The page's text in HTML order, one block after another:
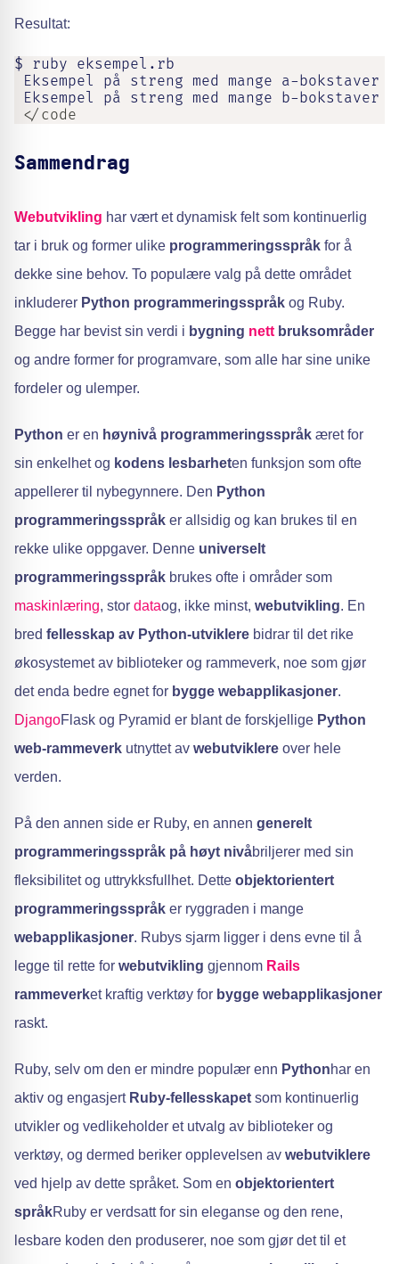
Resultat:
$ ruby eksempel.rb
Eksempel på streng med mange a-bokstaver
Eksempel på streng med mange b-bokstaver
</code
Sammendrag
Webutvikling har vært et dynamisk felt som kontinuerlig
tar i bruk og former ulike programmeringsspråk for å
dekke sine behov. To populære valg på dette området
inkluderer Python programmeringsspråk og Ruby.
Begge har bevist sin verdi i bygning nett bruksområder
og andre former for programvare, som alle har sine unike
fordeler og ulemper.
Python er en høynivå programmeringsspråk æret for
sin enkelhet og kodens lesbarheten funksjon som ofte
appellerer til nybegynnere. Den Python
programmeringsspråk er allsidig og kan brukes til en
rekke ulike oppgaver. Denne universelt
programmeringsspråk brukes ofte i områder som
maskinlæring, stor dataog, ikke minst, webutvikling. En
bred fellesskap av Python-utviklere bidrar til det rike
økosystemet av biblioteker og rammeverk, noe som gjør
det enda bedre egnet for bygge webapplikasjoner.
DjangoFlask og Pyramid er blant de forskjellige Python
web-rammeverk utnyttet av webutviklere over hele
verden.
På den annen side er Ruby, en annen generelt
programmeringsspråk på høyt nivåbriljerer med sin
fleksibilitet og uttrykksfullhet. Dette objektorientert
programmeringsspråk er ryggraden i mange
webapplikasjoner. Rubys sjarm ligger i dens evne til å
legge til rette for webutvikling gjennom Rails
rammeverket kraftig verktøy for bygge webapplikasjoner
raskt.
Ruby, selv om den er mindre populær enn Pythonhar en
aktiv og engasjert Ruby-fellesskapet som kontinuerlig
utvikler og vedlikeholder et utvalg av biblioteker og
verktøy, og dermed beriker opplevelsen av webutviklere
ved hjelp av dette språket. Som en objektorientert
språkRuby er verdsatt for sin eleganse og den rene,
lesbare koden den produserer, noe som gjør det til et